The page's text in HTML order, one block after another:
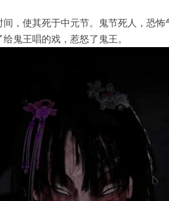
，使其死于中元节。鬼节死人，恐
鬼王唱的戏，惹怒了鬼王。